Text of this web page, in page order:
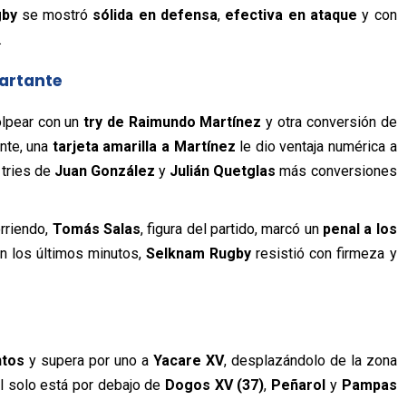
se mostró sólida en defensa, efectiva en ataque y con
.
con untry de Raimundo Martínez y otra conversión de
una tarjeta amarilla a Martínez le dio ventaja numérica a
de Juan González y Julián Quetglas más conversiones
Tomás Salas, figura del partido, marcó un penal a los
los últimos minutos,Selknam Rugby resistió con firmeza y
y supera por uno a Yacare XV, desplazándolo de la zona
solo está por debajo de Dogos XV (37), Peñarol y Pampas